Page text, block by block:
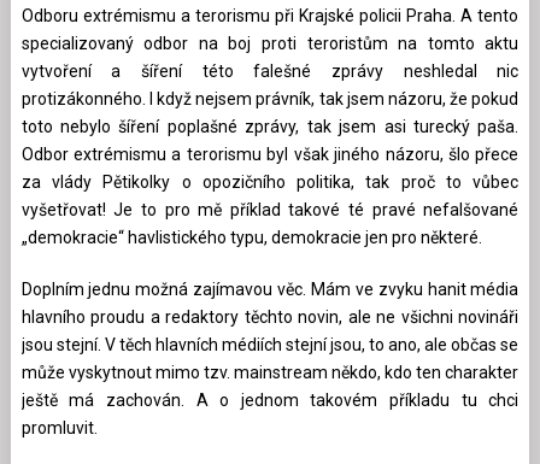
Odboru extrémismu a terorismu při Krajské policii Praha. A tento
specializovaný odbor na boj proti teroristům na tomto aktu
vytvoření a šíření této falešné zprávy neshledal nic
protizákonného. I když nejsem právník, tak jsem názoru, že pokud
toto nebylo šíření poplašné zprávy, tak jsem asi turecký paša.
Odbor extrémismu a terorismu byl však jiného názoru, šlo přece
za vlády Pětikolky o opozičního politika, tak proč to vůbec
vyšetřovat! Je to pro mě příklad takové té pravé nefalšované
„demokracie“ havlistického typu, demokracie jen pro některé.
Doplním jednu možná zajímavou věc. Mám ve zvyku hanit média
hlavního proudu a redaktory těchto novin, ale ne všichni novináři
jsou stejní. V těch hlavních médiích stejní jsou, to ano, ale občas se
může vyskytnout mimo tzv. mainstream někdo, kdo ten charakter
ještě má zachován. A o jednom takovém příkladu tu chci
promluvit.